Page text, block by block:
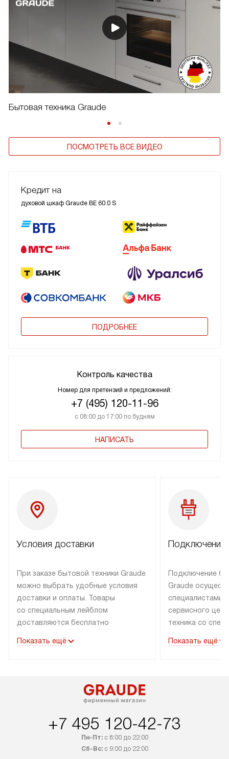
Бытовая техника Graude
ПОСМОТРЕТЬ ВСЕ ВИДЕО
Кредит на
духовой шкаф Graude BE 60.0 S
ПОДРОБНЕЕ
Контроль качества
Номер для претензий и предложений:
+7 (495) 120-11-96
с 08:00 до 17:00 по будням
НАПИСАТЬ
Условия доставки
При заказе бытовой техники Graude
можно выбрать удобные условия
доставки и оплаты. Товары
со специальным лейблом
доставляются бесплатно
до подъезда, а выезд за МКАД
могут быть отгружены покупателю
в течение трех дней. Доставка
регионы осуществляется через
100% предоплаты компания
Показать ещё
Подключение
Подключение
Graude
специалистами
сервисного
техника со
наличии
и канализации,
Показать ещё
+7 495 120-42-73
Пн-Пт:с 8:00 до 22:00
Сб-Вс:с 9:00 до 22:00